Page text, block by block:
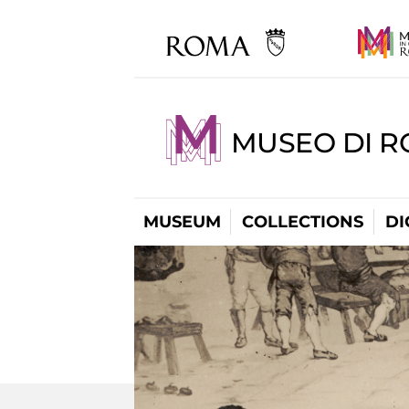
MUSEO DI
MUSEUM COLLECTIONS